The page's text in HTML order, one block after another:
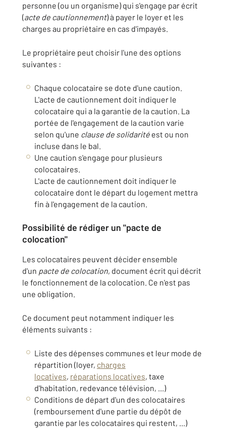
personne (ou un organisme) qui s'engage par écrit
(acte de cautionnement) à payer le loyer et les
charges au propriétaire en cas d'impayés.
Le propriétaire peut choisir l'une des options
suivantes :
Chaque colocataire se dote d'une caution.
L'acte de cautionnement doit indiquer le
colocataire qui a la garantie de la caution. La
portée de l'engagement de la caution varie
selon qu'une clause de solidarité est ou non
incluse dans le bal.
Une caution s'engage pour plusieurs
colocataires.
L'acte de cautionnement doit indiquer le
colocataire dont le départ du logement mettra
fin à l'engagement de la caution.
Possibilité de rédiger un "pacte de
colocation"
Les colocataires peuvent décider ensemble
d'un pacte de colocation, document écrit qui décrit
le fonctionnement de la colocation. Ce n'est pas
une obligation.
Ce document peut notamment indiquer les
éléments suivants :
Liste des dépenses communes et leur mode de
répartition (loyer, charges
locatives, réparations locatives, taxe
d'habitation, redevance télévision, ...)
Conditions de départ d'un des colocataires
(remboursement d'une partie du dépôt de
garantie par les colocataires qui restent, ...)